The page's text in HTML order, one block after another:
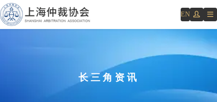
EN
长三角资讯